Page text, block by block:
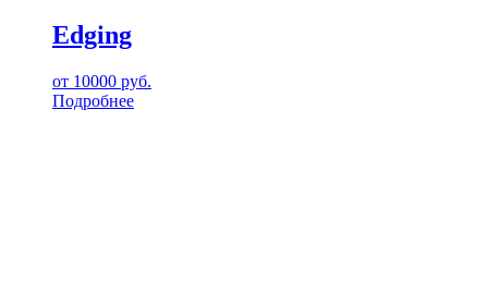
Edging
от 10000 руб.
Подробнее